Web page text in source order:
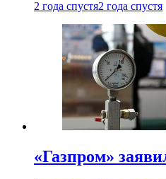
2 года спустя2 года спустя
«Газпром»